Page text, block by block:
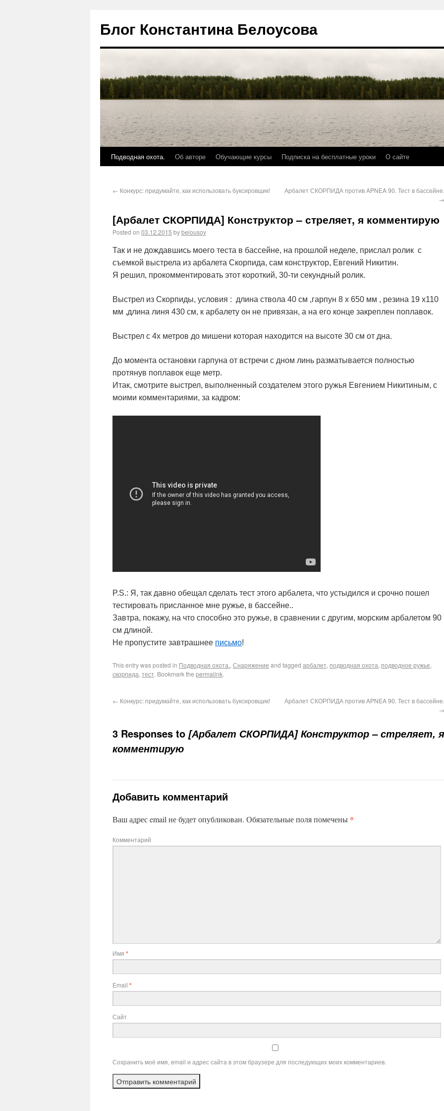
Блог Константина Белоусова
Подводная охота. Об авторе Обучающие курсы Подписка на бесплатные уроки О сайте
← Конкурс: придумайте, как использовать буксировщик!
Арбалет СКОРПИДА против APNEA 90. Тест в бассейне.
→
[Арбалет СКОРПИДА] Конструктор – стреляет, я комментирую
Posted on 03.12.2015 bybelousov
Так и не дождавшись моего теста в бассейне, на прошлой неделе, прислал ролик с
съемкой выстрела из арбалета Скорпида, сам конструктор, Евгений Никитин.
Я решил, прокомментировать этот короткий, 30-ти секундный ролик.
Выстрел из Скорпиды, условия : длина ствола 40 см ,гарпун 8 х 650 мм , резина 19 х110
мм ,длина линя 430 см, к арбалету он не привязан, а на его конце закреплен поплавок.
Выстрел с 4х метров до мишени которая находится на высоте 30 см от дна.
До момента остановки гарпуна от встречи с дном линь разматывается полностью
протянув поплавок еще метр.
Итак, смотрите выстрел, выполненный создателем этого ружья Евгением Никитиным, с
моими комментариями, за кадром:
P.S.: Я, так давно обещал сделать тест этого арбалета, что устыдился и срочно пошел
тестировать присланное мне ружье, в бассейне..
Завтра, покажу, на что способно это ружье, в сравнении с другим, морским арбалетом 90
см длиной.
Не пропустите завтрашнее письмо!
This entry was posted in Подводная охота., Снаряжение and tagged арбалет, подводная охота, подводное ружье,
скорпида, тест. Bookmark the permalink.
← Конкурс: придумайте, как использовать буксировщик!
Арбалет СКОРПИДА против APNEA 90. Тест в бассейне.
→
3 Responses to [Арбалет СКОРПИДА] Конструктор – стреляет, я
комментирую
Добавить комментарий
Ваш адрес email не будет опубликован. Обязательные поля помечены *
Комментарий
Имя *
Email *
Сайт
Сохранить моё имя, email и адрес сайта в этом браузере для последующих моих комментариев.